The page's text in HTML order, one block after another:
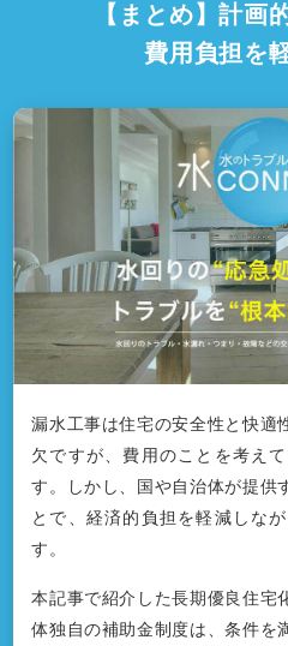
【まとめ】計画
費用負担を
漏水工事は住宅の安全性と快適
欠ですが、費用のことを考え
す。しかし、国や自治体が提供
とで、経済的負担を軽減しな
す。
本記事で紹介した長期優良住宅
体独自の補助金制度は、条件を